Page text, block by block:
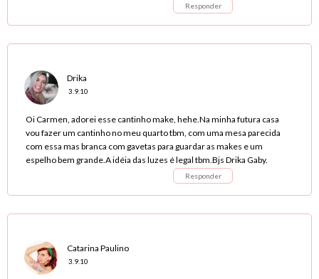
Responder
Drika
3.9.10
Oi Carmen, adorei esse cantinho make, hehe.Na minha futura casa
vou fazer um cantinho no meu quarto tbm, com uma mesa parecida
com essa mas branca com gavetas para guardar as makes e um
espelho bem grande.A idéia das luzes é legal tbm.Bjs Drika Gaby.
Responder
Catarina Paulino
3.9.10